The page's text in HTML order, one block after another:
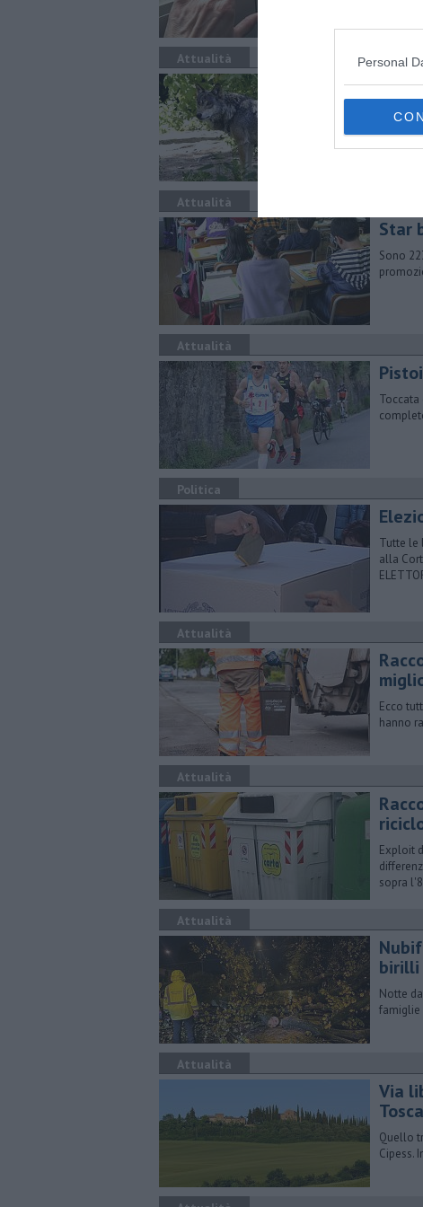
Personal
una
Attualità
Lupi
Dopo
Attualità
Star
Sono
Attualità
Politica
Tutte le
alla
Attualità
Ecco
hanno
Attualità
Exploit
sopra
Attualità
birilli
Notte
famiglie
Attualità
Via
Quello
Cipess.